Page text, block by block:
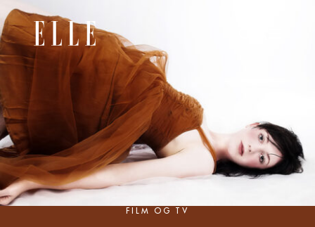
FILM OG TV